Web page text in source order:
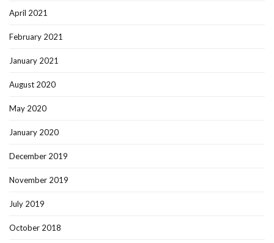
April 2021
February 2021
January 2021
August 2020
May 2020
January 2020
December 2019
November 2019
July 2019
October 2018